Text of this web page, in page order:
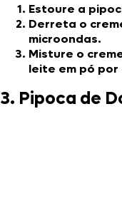
Estoure a
Derreta o
microondas.
Misture o
leite em pó por
3. Pipoca de